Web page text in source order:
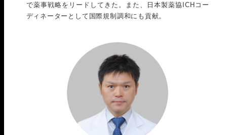
で薬事戦略をリードしてきた。また、日本製薬協ICHコー
ディネーターとして国際規制調和にも貢献。